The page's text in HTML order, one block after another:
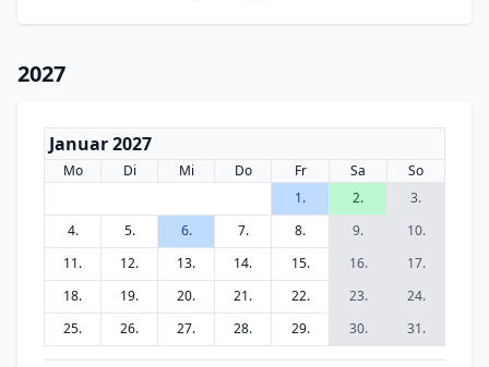
2027
Januar 2027
Mo Di Mi Do Fr Sa
So
1.
2.
3.
4.
5. 6. 7. 8. 9.
10.
11.
12. 13. 14. 15. 16.
17.
18.
19. 20. 21. 22. 23.
24.
25.
26. 27. 28. 29. 30. 31.